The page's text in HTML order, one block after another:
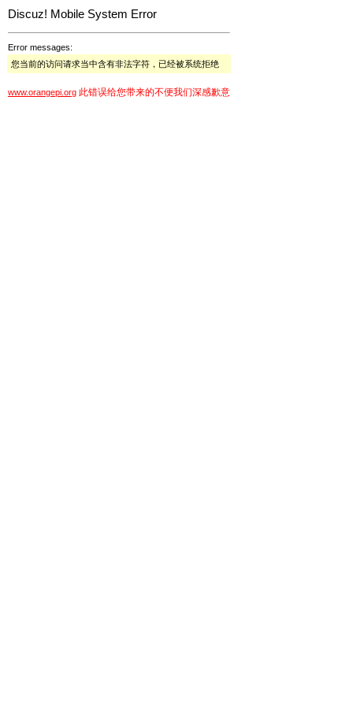
Discuz! Mobile System Error
Error messages:
您当前的访问请求当中含有非法字符，已经被系统拒绝
www.orangepi.org 此错误给您带来的不便我们深感歉意